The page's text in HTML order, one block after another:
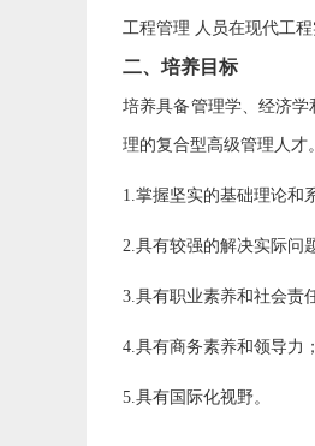
工程管理 人员在现代工
二、培养目标
培养具备管理学、经济
理的复合型高级管理人才
1.掌握坚实的基础理论和
2.具有较强的解决实际问
3.具有职业素养和社会责
4.具有商务素养和领导力
5.具有国际化视野。